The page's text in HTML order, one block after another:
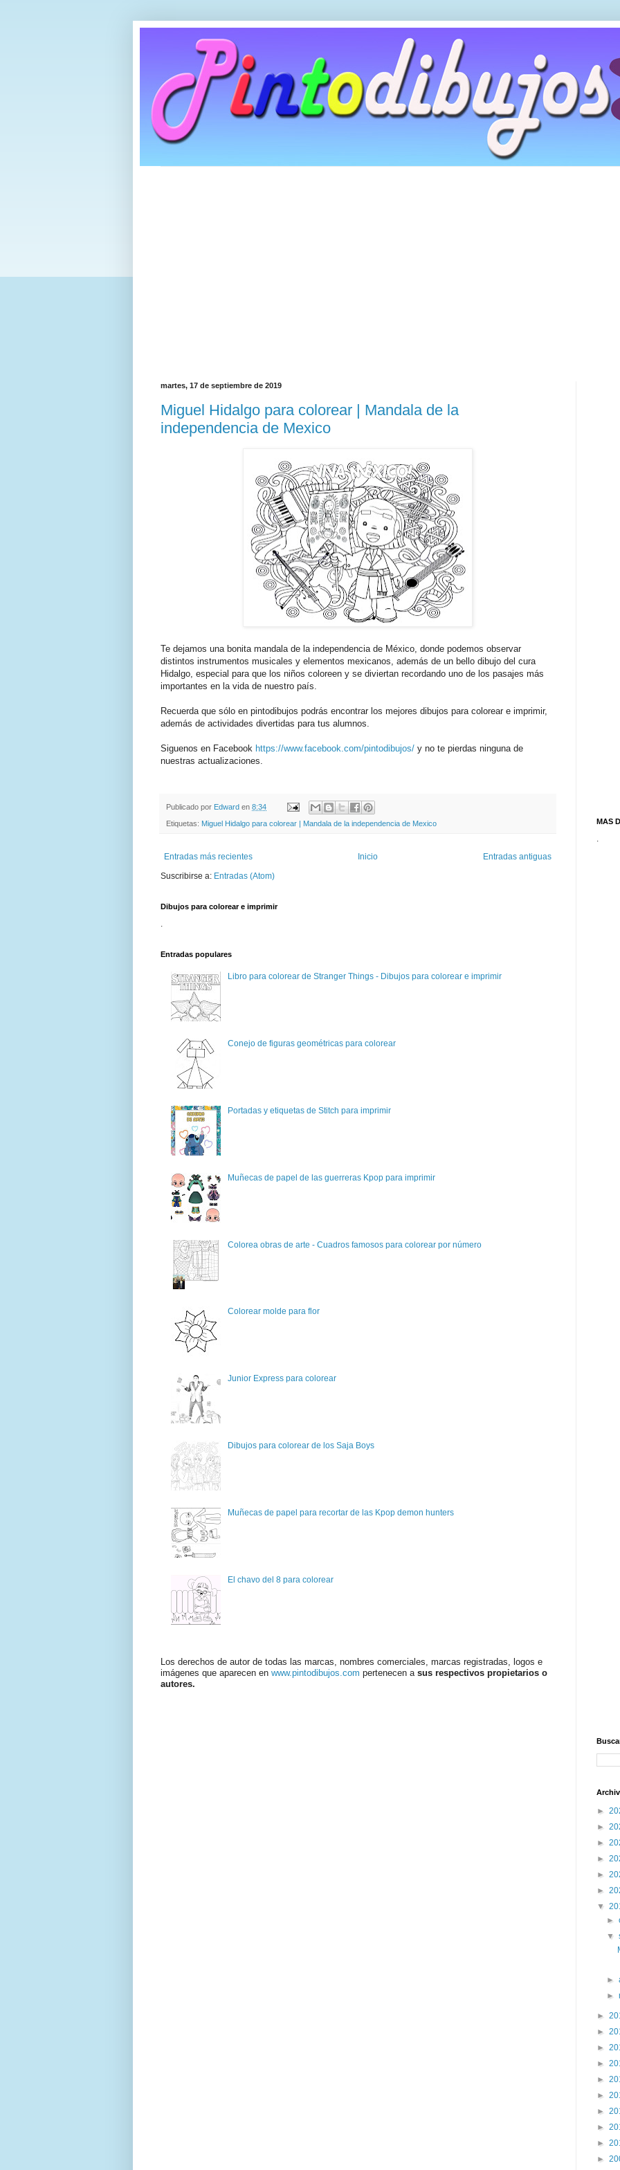
martes, 17 de septiembre de 2019
Miguel Hidalgo para colorear | Mandala de la
independencia de Mexico
Te dejamos una bonita mandala de la independencia de México, donde podemos observar
distintos instrumentos musicales y elementos mexicanos, además de un bello dibujo del cura
Hidalgo, especial para que los niños coloreen y se diviertan recordando uno de los pasajes más
importantes en la vida de nuestro país.
Recuerda que sólo en pintodibujos podrás encontrar los mejores dibujos para colorear e imprimir,
además de actividades divertidas para tus alumnos.
Siguenos en Facebook https://www.facebook.com/pintodibujos/ y no te pierdas ninguna de
nuestras actualizaciones.
Publicado por Edward en 8:34
Etiquetas: Miguel Hidalgo para colorear | Mandala de la independencia de Mexico
Entradas más recientes Entradas antiguas
Inicio
Suscribirse a: Entradas (Atom)
Dibujos para colorear e imprimir
.
Entradas populares
Libro para colorear de Stranger Things - Dibujos para colorear e imprimir
Conejo de figuras geométricas para colorear
Portadas y etiquetas de Stitch para imprimir
Muñecas de papel de las guerreras Kpop para imprimir
Colorea obras de arte - Cuadros famosos para colorear por número
Colorear molde para flor
Junior Express para colorear
Dibujos para colorear de los Saja Boys
Muñecas de papel para recortar de las Kpop demon hunters
El chavo del 8 para colorear
Los derechos de autor de todas las marcas, nombres comerciales, marcas registradas, logos e
imágenes que aparecen en www.pintodibujos.com pertenecen a sus respectivos propietarios o
autores.
MAS
.
►
►
►
►
►
►
▼
►
▼
►
►
►
►
►
►
►
►
►
►
►
►